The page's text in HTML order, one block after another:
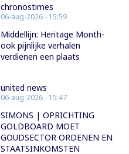
chronostimes
06-aug-2026 - 15:59
Middellijn: Heritage Month-
ook pijnlijke verhalen
verdienen een plaats
united news
06-aug-2026 - 15:47
SIMONS | OPRICHTING
GOLDBOARD MOET
GOUDSECTOR ORDENEN EN
STAATSINKOMSTEN